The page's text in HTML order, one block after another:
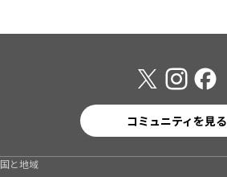
コミュニティを見る
国と地域